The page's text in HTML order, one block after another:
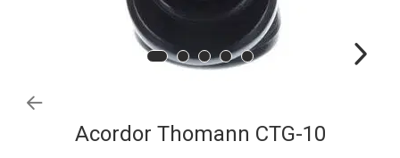
Acordor Thomann CTG-10